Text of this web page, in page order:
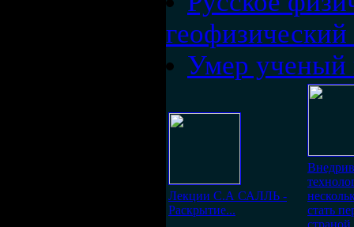
Умер ученый
Лекции С.А САЛЛЬ -
Раскрытие...
стать